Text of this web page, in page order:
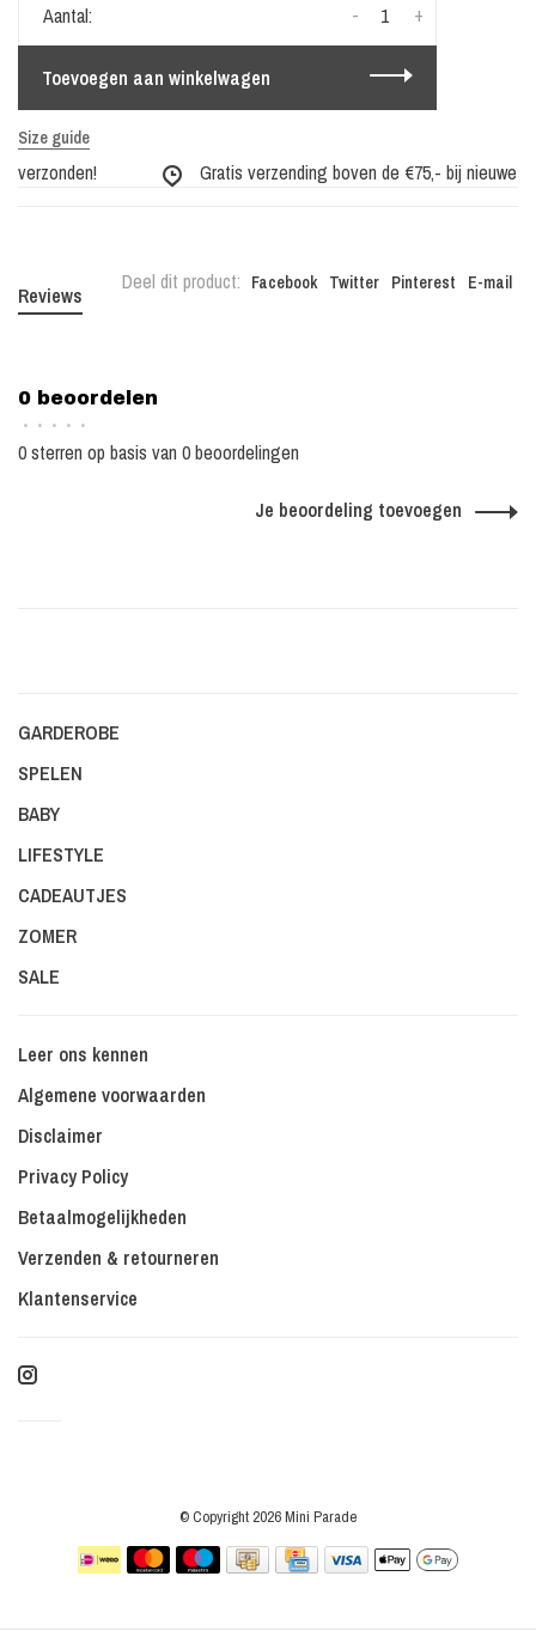
Aantal: +
-
Toevoegen aan winkelwagen
Size guide
Gratis verzending boven de €75,- bij nieuwe
Deel dit product: Facebook Twitter Pinterest E-mail
Reviews
0 beoordelen
• • • • •
0 sterren op basis van 0 beoordelingen
Je beoordeling toevoegen
GARDEROBE
SPELEN
BABY
LIFESTYLE
CADEAUTJES
ZOMER
SALE
Leer ons kennen
Algemene voorwaarden
Disclaimer
Privacy Policy
Betaalmogelijkheden
Verzenden & retourneren
Klantenservice
© Copyright 2026 Mini Parade